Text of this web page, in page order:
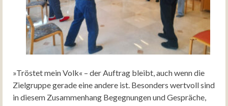
»Tröstet mein Volk« – der Auftrag bleibt, auch wenn die
Zielgruppe gerade eine andere ist. Besonders wertvoll sind
in diesem Zusammenhang Begegnungen und Gespräche,